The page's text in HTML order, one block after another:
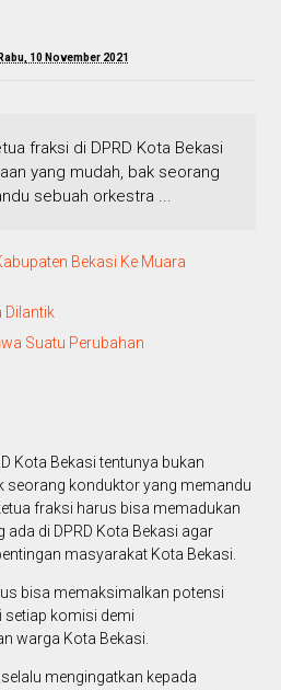
Rabu, 10 November 2021
fraksi di DPRD Kota Bekasi
yang mudah, bak seorang
sebuah orkestra ...
Bekasi Ke Muara
Dilantik
Suatu Perubahan
Kota Bekasi tentunya bukan
seorang konduktor yang memandu
fraksi harus bisa memadukan
di DPRD Kota Bekasi agar
masyarakat Kota Bekasi.
bisa memaksimalkan potensi
setiap komisi demi
warga Kota Bekasi.
mengingatkan kepada